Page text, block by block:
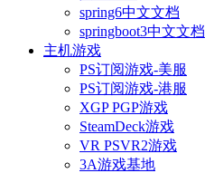
spring6中文文档
springboot3中文文档
主机游戏
PS订阅游戏-美服
PS订阅游戏-港服
XGP PGP游戏
SteamDeck游戏
VR PSVR2游戏
3A游戏基地